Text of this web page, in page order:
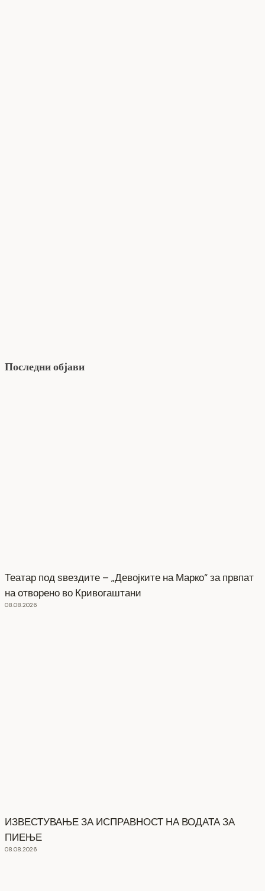
Последни објави
Театар под ѕвездите – „Девојките на Марко“ за првпат
на отворено во Кривогаштани
08.08.2026
ИЗВЕСТУВАЊЕ ЗА ИСПРАВНОСТ НА ВОДАТА ЗА
ПИЕЊЕ
08.08.2026